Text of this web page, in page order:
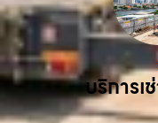
บริการเ